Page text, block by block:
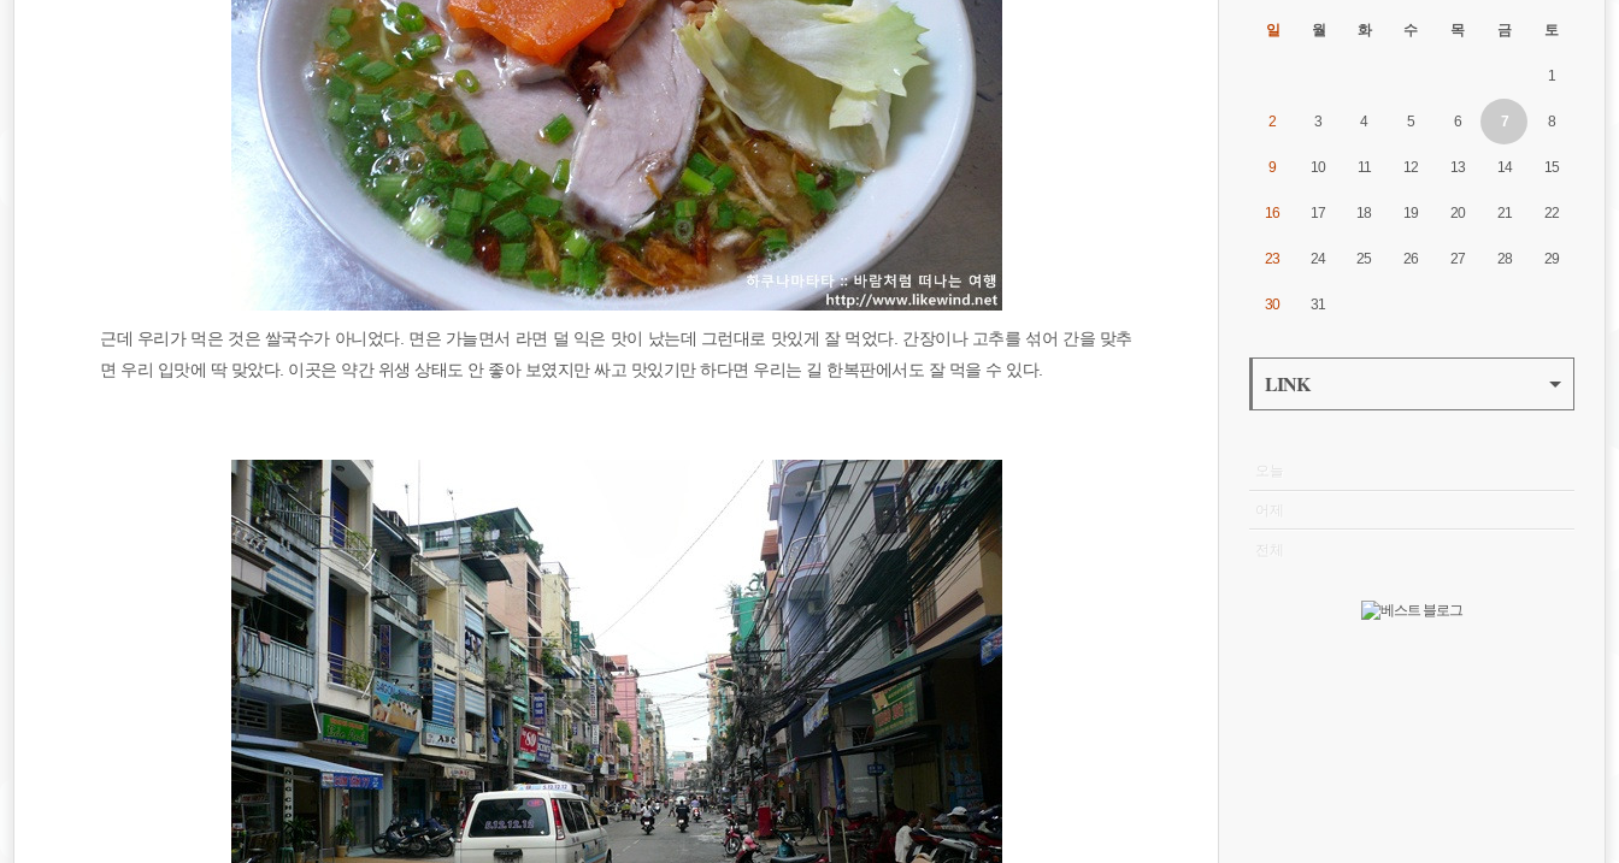
근데 우리가 먹은 것은 쌀국수가 아니었다. 면은 가늘면서 라면 덜 익은 맛이 났는데 그런대로 맛있게 잘 먹었다. 간장이나 고추를 섞어 간을 맞추
면 우리 입맛에 딱 맞았다. 이곳은 약간 위생 상태도 안 좋아 보였지만 싸고 맛있기만 하다면 우리는 길 한복판에서도 잘 먹을 수 있다.
일 월 화 수 목 금 토
1
2 3 4 5 6 7 8
9 10 11 12 13 14 15
16 17 18 19 20 21 22
23 24 25 26 27 28 29
30 31
LINK
오늘
어제
전체